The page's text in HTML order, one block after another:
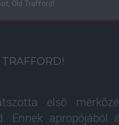
Old Trafford!
elsõ
Ennek apropójából